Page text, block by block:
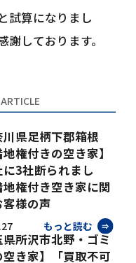
試算になりまし
しております。
川県足柄下郡箱根
権付きの空き家】
に3社断られまし
地権付き空き家に関
客様の声
もっと読む
県所沢市北野・ゴミ
空き家】「買取不可